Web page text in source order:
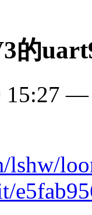
的
15:27
lshw/